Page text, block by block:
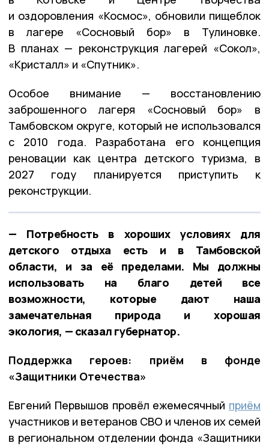
и оздоровления «Космос», обновили пищеблок
в лагере «Сосновый бор» в Тулиновке.
В планах — реконструкция лагерей «Сокол»,
«Кристалл» и «Спутник».
Особое внимание — восстановлению
заброшенного лагеря «Сосновый бор» в
Тамбовском округе, который не использовался
с 2010 года. Разработана его концепция
реновации как центра детского туризма, в
2027 году планируется приступить к
реконструкции.
— Потребность в хороших условиях для
детского отдыха есть и в Тамбовской
области, и за её пределами. Мы должны
использовать на благо детей все
возможности, которые дают наша
замечательная природа и хорошая
экология, — сказал губернатор.
Поддержка героев: приём в фонде
«Защитники Отечества»
Евгений Первышов провёл ежемесячный приём
участников и ветеранов СВО и членов их семей
в региональном отделении фонда «Защитники